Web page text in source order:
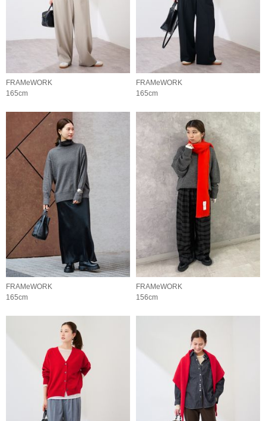
FRAMeWORK
165cm
FRAMeWORK
165cm
FRAMeWORK
165cm
FRAMeWORK
156cm